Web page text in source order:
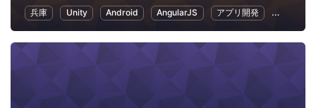
兵庫
Unity Android AngularJS アプリ開発 VR